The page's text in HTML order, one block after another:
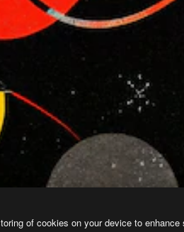
画像を作成できます。
of cookies on your device to enhance